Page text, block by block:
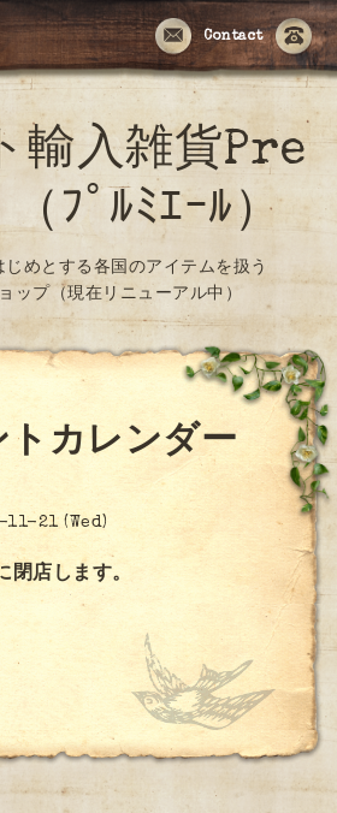
Contact
輸入雑貨Pre
ﾌﾟﾙﾐｴｰﾙ）
めとする各国のアイテムを扱う
ップ（現在リニューアル中）
トカレンダー
21 (Wed)
閉店します。